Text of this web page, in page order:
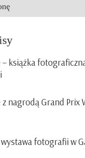
książka
z nagrodą Grand Prix
fotografii w